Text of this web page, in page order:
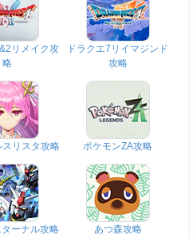
リメイク攻
略
ドラクエ7リイマジンド
攻略
スリスタ攻略 ポケモンZA攻略
ーナル攻略 あつ森攻略